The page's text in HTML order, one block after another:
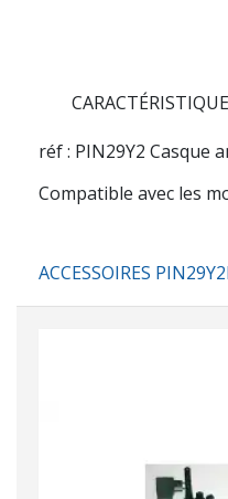
réf : PIN29Y2 Casque
Compatible avec les
ACCESSOIRES